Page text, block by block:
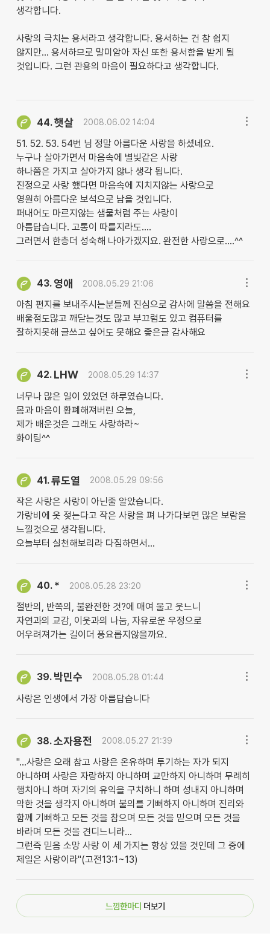
생각합니다.
사랑의 극치는 용서라고 생각합니다. 용서하는 건 참 쉽지
않지만... 용서하므로 말미암아 자신 또한 용서함을 받게 될
것입니다. 그런 관용의 마음이 필요하다고 생각합니다.
44.햇살 2008.06.02 14:04
51. 52. 53. 54번 님 정말 아름다운 사랑을 하셨네요.
누구나 살아가면서 마음속에 별빛같은 사랑
하나쯤은 가지고 살아가지 않나 생각 됩니다.
진정으로 사랑 했다면 마음속에 지치지않는 사랑으로
영원히 아름다운 보석으로 남을 것입니다.
퍼내어도 마르지않는 샘물처럼 주는 사랑이
아름답습니다. 고통이 따를지라도....
그러면서 한층더 성숙해 나아가겠지요. 완전한 사랑으로....^^
43. 영애 2008.05.29 21:06
아침 편지를 보내주시는분들께 진심으로 감사에 말씀을 전해요
배울점도많고 깨닫는것도 많고 부끄럼도 있고 컴퓨터를
잘하지못해 글쓰고 싶어도 못해요 좋은글 감사해요
42. LHW 2008.05.29 14:37
너무나 많은 일이 있었던 하루였습니다.
몸과 마음이 황폐해져버린 오늘,
제가 배운것은 그래도 사랑하라~
화이팅^^
41.류도열 2008.05.29 09:56
작은 사랑은 사랑이 아닌줄 알았습니다.
가랑비에 옷 젖는다고 작은 사랑을 펴 나가다보면 많은 보람을
느낄것으로 생각됩니다.
오늘부터 실천해보리라 다짐하면서...
40. * 2008.05.28 23:20
절반의, 반쪽의, 불완전한 것?에 매여 울고 웃느니
자연과의 교감, 이웃과의 나눔, 자유로운 우정으로
어우려져가는 길이더 풍요롭지않을까요.
39. 박민수 2008.05.28 01:44
사랑은 인생에서 가장 아름답습니다
38.소자용전 2008.05.27 21:39
"...사랑은 오래 참고 사랑은 온유하며 투기하는 자가 되지
아니하며 사랑은 자랑하지 아니하며 교만하지 아니하며 무례히
행치아니 하며 자기의 유익을 구치하니 하며 성내지 아니하며
악한 것을 생각지 아니하며 불의를 기뻐하지 아니하며 진리와
함께 기뻐하고 모든 것을 참으며 모든 것을 믿으며 모든 것을
바라며 모든 것을 견디느니라...
그런즉 믿음 소망 사랑 이 세 가지는 항상 있을 것인데 그 중에
제일은 사랑이라"(고전13:1~13)
느낌한마디 더보기